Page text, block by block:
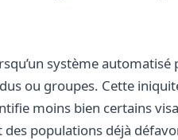
système
ou groupes. Cette
moins bien certains
populations déjà